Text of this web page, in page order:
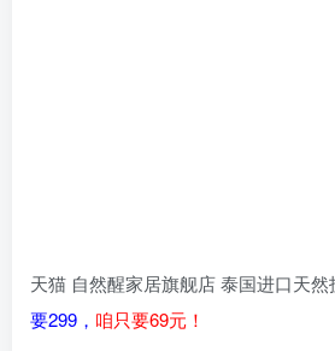
天猫 自然醒家居旗舰店 泰国进口天
要299， 咱只要69元！